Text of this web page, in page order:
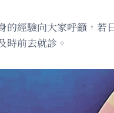
的經驗向大家呼籲，
時前去就診。